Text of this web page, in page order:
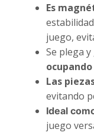
Es
juego,
Se plega
Las
evitando
Ideal
juego